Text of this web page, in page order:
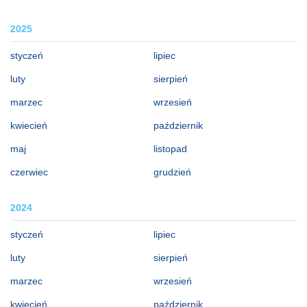
2025
styczeń
luty
marzec
kwiecień
maj
czerwiec
lipiec
sierpień
wrzesień
październik
listopad
grudzień
2024
styczeń
luty
marzec
kwiecień
lipiec
sierpień
wrzesień
październik